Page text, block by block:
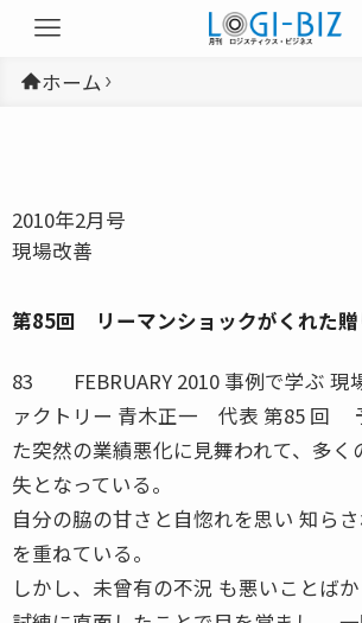
ホーム
2010年2月号
現場改善
第85回 リーマンショックがくれた贈
83 FEBRUARY 2010 事例で学ぶ 現
ァクトリー 青木正一 代表 第85 回
た突然の業績悪化に見舞われて、多く
失となっている。
自分の脇の甘さと自惚れを思い 知ら
を重ねている。
しかし、未曾有の不況 も悪いことばか